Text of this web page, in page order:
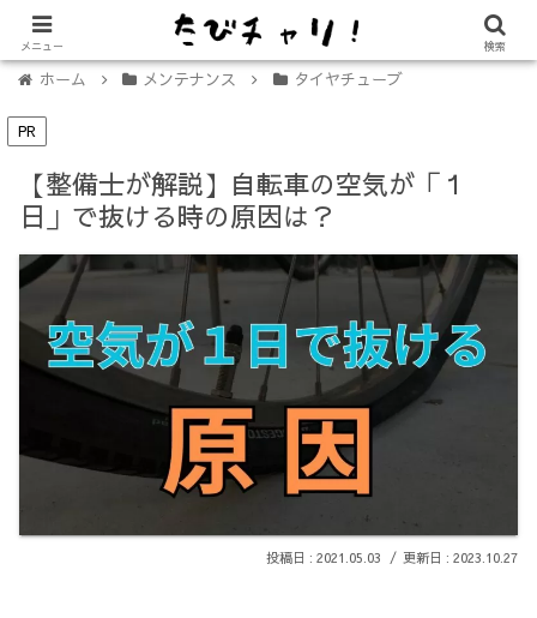
【免許不要に！】電動キックボード「LUUP（ループ）」の始め方
ホーム メンテナンス タイヤチューブ
PR
【整備士が解説】自転車の空気が「１
日」で抜ける時の原因は？
2021.05.03 2023.10.27
メニュー 検索